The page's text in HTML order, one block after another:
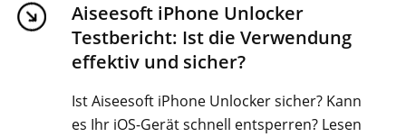
Aiseesoft iPhone Unlocker
Testbericht: Ist die Verwendung
effektiv und sicher?
Ist Aiseesoft iPhone Unlocker sicher? Kann
es Ihr iOS-Gerät schnell entsperren? Lesen